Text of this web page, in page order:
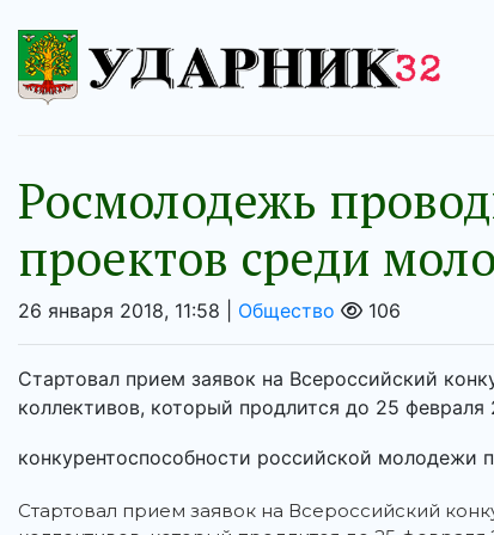
Росмолодежь
проектов среди
26 января 2018, 11:58 | Общество 106
Стартовал прием заявок на Всероссийский
коллективов, который продлится до 25
конкурентоспособности российской молодежи
Стартовал прием заявок на Всероссийский